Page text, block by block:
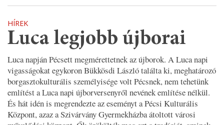
HÍREK
Luca legjobb újborai
Luca napján Pécsett megmérettetnek az újborok. A Luca napi
vigasságokat egykoron Bükkösdi László találta ki, meghatározó
borgasztokulturális személyisége volt Pécsnek, nem tehetünk
említést a Luca napi újborversenyről nevének említése nélkül.
És hát idén is megrendezte az eseményt a Pécsi Kulturális
Központ, azaz a Szivárvány Gyermekházba átoltott városi